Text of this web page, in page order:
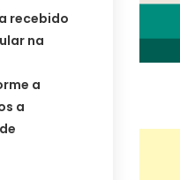
recebido
na
a
a